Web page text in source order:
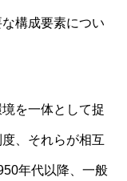
構成要素につい
を一体として捉
、それらが相互
年代以降、一般